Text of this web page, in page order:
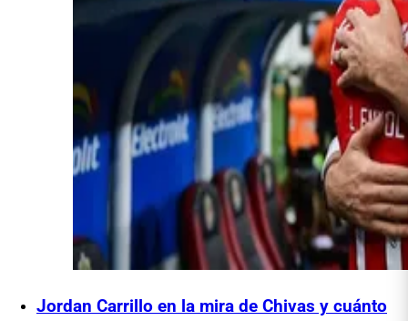
Jordan Carrillo en la mira de Chivas y cuánto